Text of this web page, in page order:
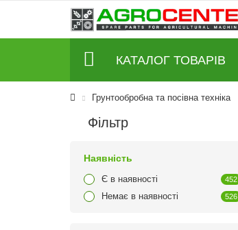
КАТАЛОГ ТОВАРІВ
Грунтообробна та посівна техніка
Фільтр
Наявність
Є в наявності 452
Немає в наявності 526